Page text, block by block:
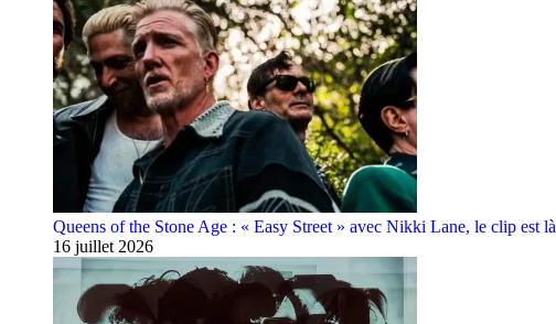
Queens of the Stone Age : « Easy Street » avec Nikki Lane, le clip est là
16 juillet 2026